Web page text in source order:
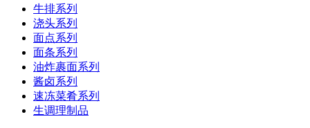
牛排系列
浇头系列
面点系列
面条系列
油炸裹面系列
酱卤系列
速冻菜肴系列
生调理制品